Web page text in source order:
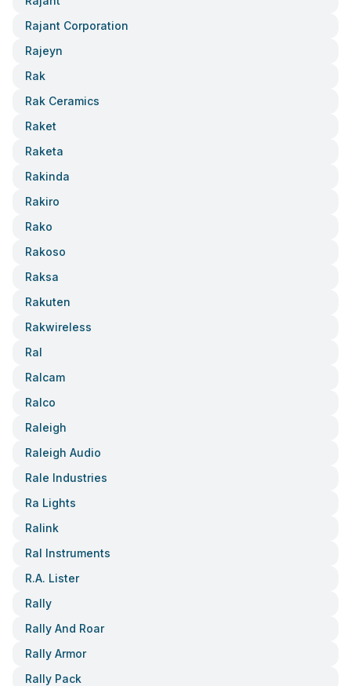
Rajant Corporation
Rajeyn
Rak
Rak Ceramics
Raket
Raketa
Rakinda
Rakiro
Rako
Rakoso
Raksa
Rakuten
Rakwireless
Ral
Ralcam
Ralco
Raleigh
Raleigh Audio
Rale Industries
Ra Lights
Ralink
Ral Instruments
R.a. Lister
Rally
Rally And Roar
Rally Armor
Rally Pack